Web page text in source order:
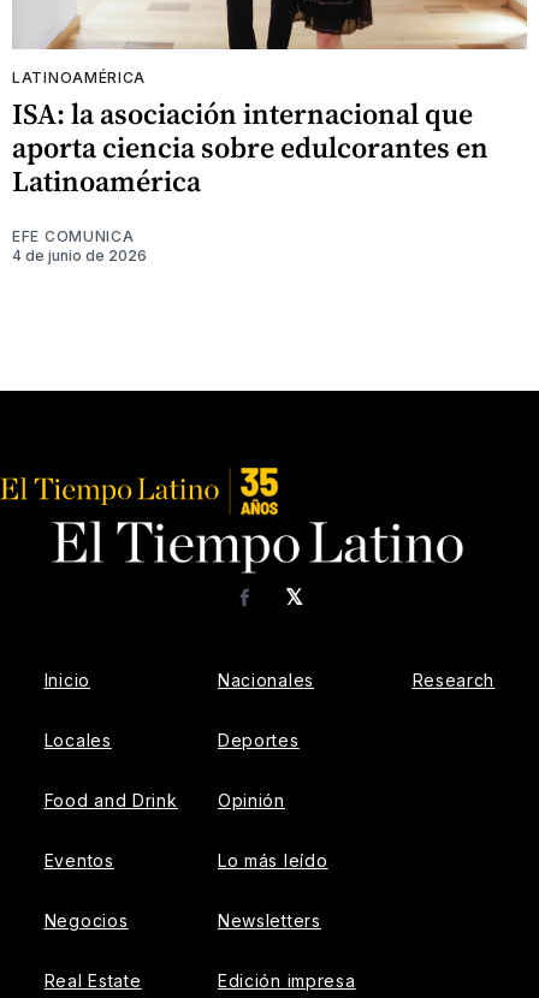
LATINOAMÉRICA
ISA: la asociación internacional que
aporta ciencia sobre edulcorantes en
Latinoamérica
EFE COMUNICA
4 de junio de 2026
𝕏
Facebook
Inicio
Locales
Food and Drink
Eventos
Negocios
Real Estate
Nacionales
Deportes
Opinión
Lo más leído
Newsletters
Edición impresa
Research